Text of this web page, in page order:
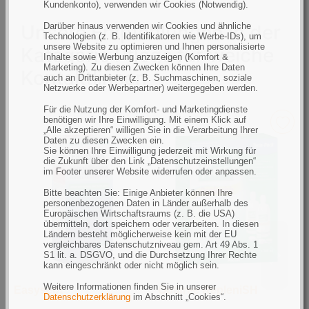
Kundenkonto), verwenden wir Cookies (Notwendig).
Darüber hinaus verwenden wir Cookies und ähnliche
Technologien (z. B. Identifikatoren wie Werbe-IDs), um
unsere Website zu optimieren und Ihnen personalisierte
Inhalte sowie Werbung anzuzeigen (Komfort &
Marketing). Zu diesen Zwecken können Ihre Daten
auch an Drittanbieter (z. B. Suchmaschinen, soziale
Netzwerke oder Werbepartner) weitergegeben werden.
Für die Nutzung der Komfort- und Marketingdienste
benötigen wir Ihre Einwilligung. Mit einem Klick auf
„Alle akzeptieren“ willigen Sie in die Verarbeitung Ihrer
Daten zu diesen Zwecken ein.
Sie können Ihre Einwilligung jederzeit mit Wirkung für
die Zukunft über den Link „Datenschutzeinstellungen“
im Footer unserer Website widerrufen oder anpassen.
Bitte beachten Sie: Einige Anbieter können Ihre
personenbezogenen Daten in Länder außerhalb des
Europäischen Wirtschaftsraums (z. B. die USA)
übermitteln, dort speichern oder verarbeiten. In diesen
Ländern besteht möglicherweise kein mit der EU
vergleichbares Datenschutzniveau gem. Art 49 Abs. 1
S1 lit. a. DSGVO, und die Durchsetzung Ihrer Rechte
kann eingeschränkt oder nicht möglich sein.
Weitere Informationen finden Sie in unserer
Datenschutzerklärung im Abschnitt „Cookies“.
Unsere Empfehlungen in der
Kategorie Pflege für weiche
Kontaktlinsen
Easysept Optifree RepleniSH